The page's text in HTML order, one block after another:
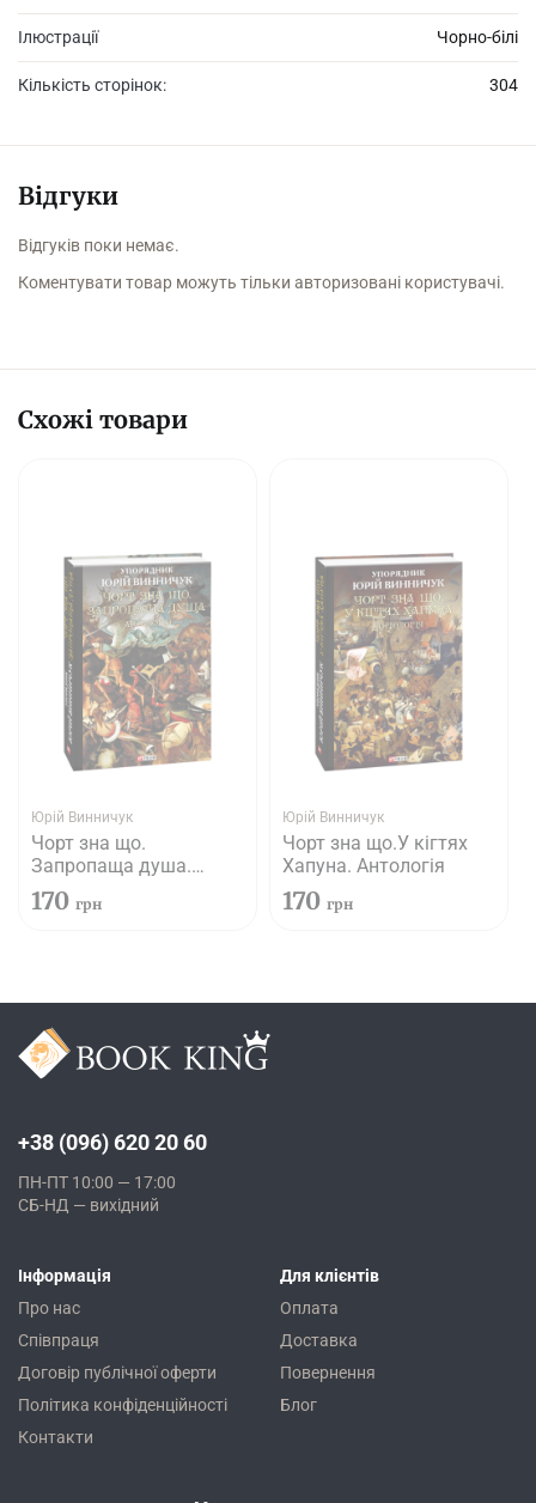
Арканумська мова пробивалася крізь мою, наче стебла трав
переставав розрізняти, де моя мова, а де арканумська.
Ілюстрації Чорно-білі
Кількість сторінок: 304
Відгуки
Відгуків поки немає.
Коментувати товар можуть тільки авторизовані користувачі.
Схожі товари
Юрій Винничук
Чорт зна що.
Запропаща душа.
Антологія
170 грн
Юрій Винничук
Чорт зна що.У кігтях
Хапуна. Антологія
170 грн
+38 (096) 620 20 60
ПН-ПТ 10:00 — 17:00
СБ-НД — вихідний
Інформація
Про нас
Співпраця
Договір публічної оферти
Політика конфіденційності
Контакти
Для клієнтів
Оплата
Доставка
Повернення
Блог